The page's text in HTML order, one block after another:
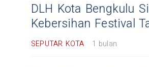
DLH Kota Bengkulu
Kebersihan Festival
SEPUTAR KOTA 1 bulan